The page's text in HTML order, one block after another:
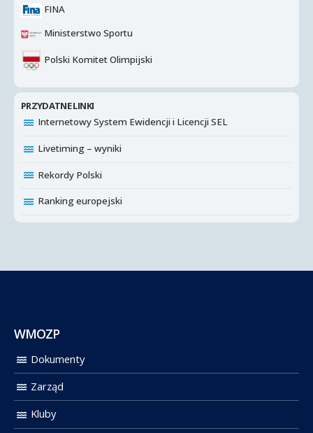
FINA
Ministerstwo Sportu
Polski Komitet Olimpijski
PRZYDATNE LINKI
Internetowy System Ewidencji i Licencji SEL
Livetiming – wyniki
Rekordy Polski
Ranking europejski
WMOZP
Dokumenty
Zarząd
Kluby